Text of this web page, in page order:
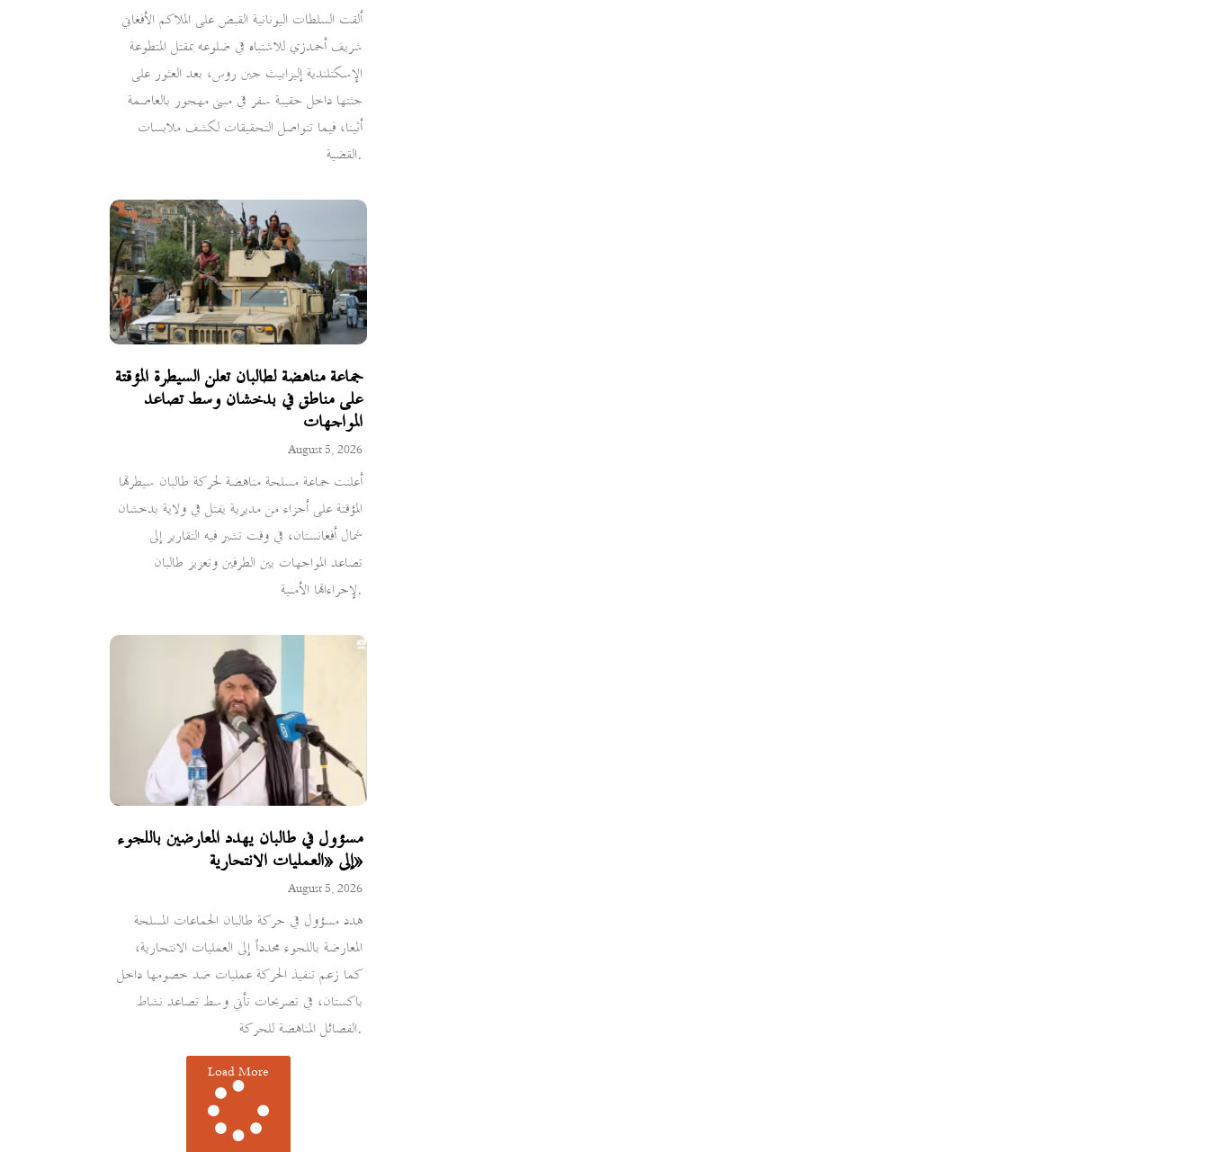
ألقت السلطات اليونانية القبض على الملاكم الأفغاني
شريف أحمدزي للاشتباه في ضلوعه بمقتل المتطوعة
الإسكتلندية إليزابيث جين روس، بعد العثور على
جثتها داخل حقيبة سفر في مبنى مهجور بالعاصمة
أثينا، فيما تتواصل التحقيقات لكشف ملابسات
القضية.
جماعة مناهضة لطالبان تعلن السيطرة المؤقتة
على مناطق في بدخشان وسط تصاعد
المواجهات
August 5, 2026
أعلنت جماعة مسلحة مناهضة لحركة طالبان سيطرتها
المؤقتة على أجزاء من مديرية يفتل في ولاية بدخشان
شمال أفغانستان، في وقت تشير فيه التقارير إلى
تصاعد المواجهات بين الطرفين وتعزيز طالبان
لإجراءاتها الأمنية.
مسؤول في طالبان يهدد المعارضين باللجوء
إلى «العمليات الانتحارية»
August 5, 2026
هدد مسؤول في حركة طالبان الجماعات المسلحة
المعارضة باللجوء مجدداً إلى العمليات الانتحارية،
كما زعم تنفيذ الحركة عمليات ضد خصومها داخل
باكستان، في تصريحات تأتي وسط تصاعد نشاط
الفصائل المناهضة للحركة.
Load More